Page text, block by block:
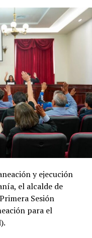
y ejecución
el alcalde de
Sesión
para el